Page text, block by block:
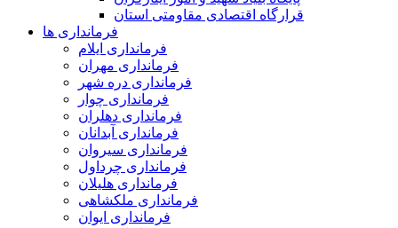
قرارگاه اقتصادی مقاومتی استان
فرمانداری ها
فرمانداری ایلام
فرمانداری مهران
فرمانداری دره شهر
فرمانداری چوار
فرمانداری دهلران
فرمانداری آبدانان
فرمانداری سیروان
فرمانداری چرداول
فرمانداری هلیلان
فرمانداری ملکشاهی
فرمانداری ایوان